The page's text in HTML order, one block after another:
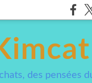
des pensées